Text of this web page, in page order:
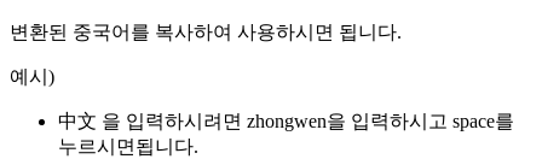
변환된 중국어를 복사하여 사용하시면 됩니다.
예시)
中文 을 입력하시려면 zhongwen을 입력하시고 space를
누르시면됩니다.